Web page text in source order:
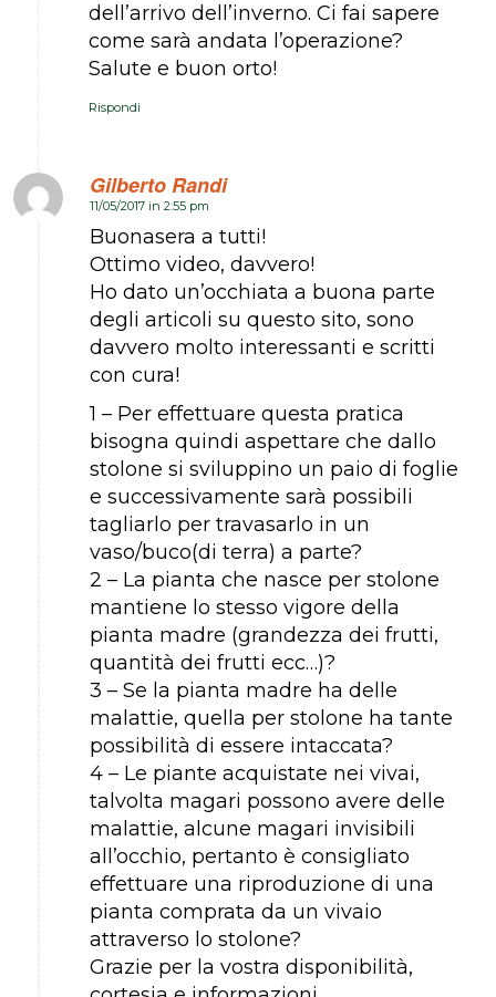
dell’arrivo dell’inverno. Ci fai sapere
come sarà andata l’operazione?
Salute e buon orto!
Rispondi
Gilberto Randi
dice:
11/05/2017 in 2:55 pm
Buonasera a tutti!
Ottimo video, davvero!
Ho dato un’occhiata a buona parte
degli articoli su questo sito, sono
davvero molto interessanti e scritti
con cura!
1 – Per effettuare questa pratica
bisogna quindi aspettare che dallo
stolone si sviluppino un paio di foglie
e successivamente sarà possibili
tagliarlo per travasarlo in un
vaso/buco(di terra) a parte?
2 – La pianta che nasce per stolone
mantiene lo stesso vigore della
pianta madre (grandezza dei frutti,
quantità dei frutti ecc…)?
3 – Se la pianta madre ha delle
malattie, quella per stolone ha tante
possibilità di essere intaccata?
4 – Le piante acquistate nei vivai,
talvolta magari possono avere delle
malattie, alcune magari invisibili
all’occhio, pertanto è consigliato
effettuare una riproduzione di una
pianta comprata da un vivaio
attraverso lo stolone?
Grazie per la vostra disponibilità,